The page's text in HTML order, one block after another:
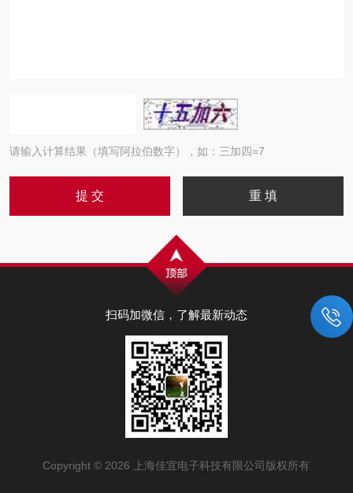
请输入计算结果（填写阿拉伯数字），如：三加四=7
扫码加微信，了解最新动态
Copyright © 2026 上海佳宜电子科技有限公司版权所有